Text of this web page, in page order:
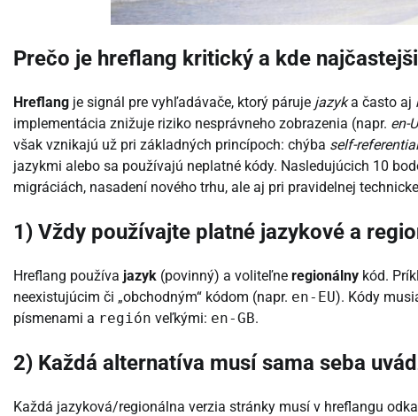
Prečo je hreflang kritický a kde
Hreflang je signál pre vyhľadávače, ktorý páruje jazyka často aj
implementácia znižuje riziko nesprávneho zobrazenia (napr. en-
však vznikajú už pri základných princípoch: chýba self-referential
jazykmi alebo sa používajú neplatné kódy. Nasledujúcich 10
migráciách, nasadení nového trhu, ale aj pri pravidelnej
1) Vždy používajte platné jazykové a
Hreflang používa jazyk (povinný) a voliteľne regionálny kód.
neexistujúcim či „obchodným“ kódom (napr. en-EU). Kódy
písmenami a región veľkými: en-GB.
2) Každá alternatíva musí sama seba
Každá jazyková/regionálna verzia stránky musí v hreflangu